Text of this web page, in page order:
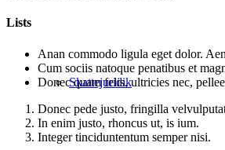
Skattejuridik
Lists
Anan commodo ligula eget dolor.
Cum sociis natoque penatibus et
Donec quam felis, ultricies nec,
Donec pede justo, fringilla
In enim justo, rhoncus ut, is ium.
Integer tinciduntentum semper nisi.